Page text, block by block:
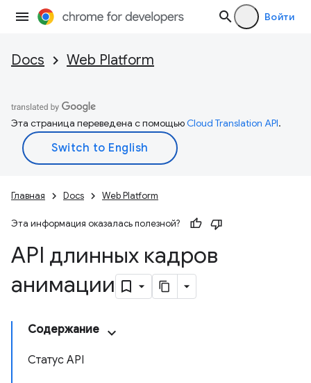
Войти
Docs Web Platform
Эта страница переведена с помощьюCloud Translation API.
Главная Docs Web Platform
Эта информация оказалась полезной?
API длинных кадров
анимации
Содержание
Статус API